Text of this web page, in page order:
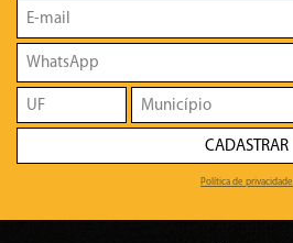
CADASTRAR
Política de privacidade